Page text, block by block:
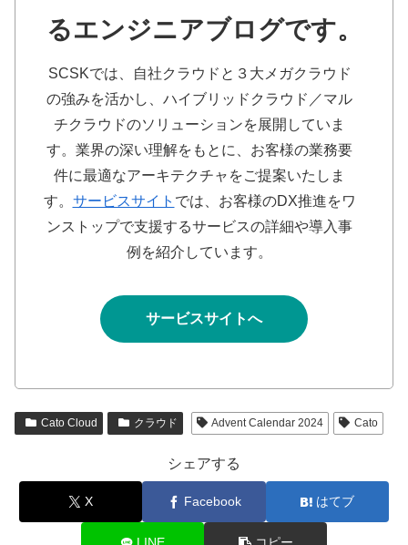
るエンジニアブログです。
SCSKでは、自社クラウドと３大メガクラウド
の強みを活かし、ハイブリッドクラウド／マル
チクラウドのソリューションを展開していま
す。業界の深い理解をもとに、お客様の業務要
件に最適なアーキテクチャをご提案いたしま
す。 サービスサイト では、お客様のDX推進をワ
ンストップで支援するサービスの詳細や導入事
例を紹介しています。
サービスサイトへ
Cato Cloud クラウド Advent Calendar 2024 Cato
シェアする
X Facebook はてブ